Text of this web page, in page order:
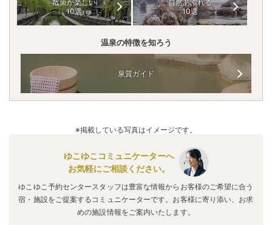
散策が楽しい
10選
自然あふれる
10選
温泉の特徴を知ろう
泉質ガイド
※掲載している写真はイメージです。
ゆこゆこコミュニケーターへ
お気軽にご相談ください。
ゆこゆこ予約センタースタッフは豊富な情報からお客様のご希望に合う
宿・施設をご提案するコミュニケーターです。お客様に寄り添い、お求
めの施設情報をご案内いたします。